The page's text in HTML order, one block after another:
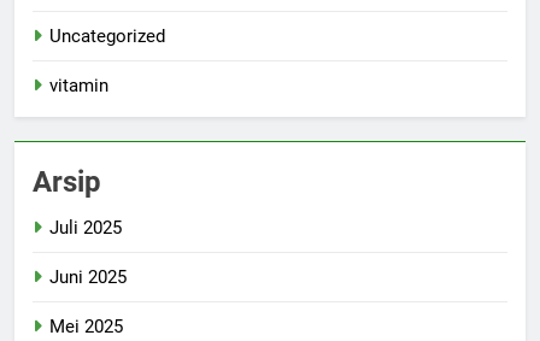
Uncategorized
vitamin
Arsip
Juli 2025
Juni 2025
Mei 2025